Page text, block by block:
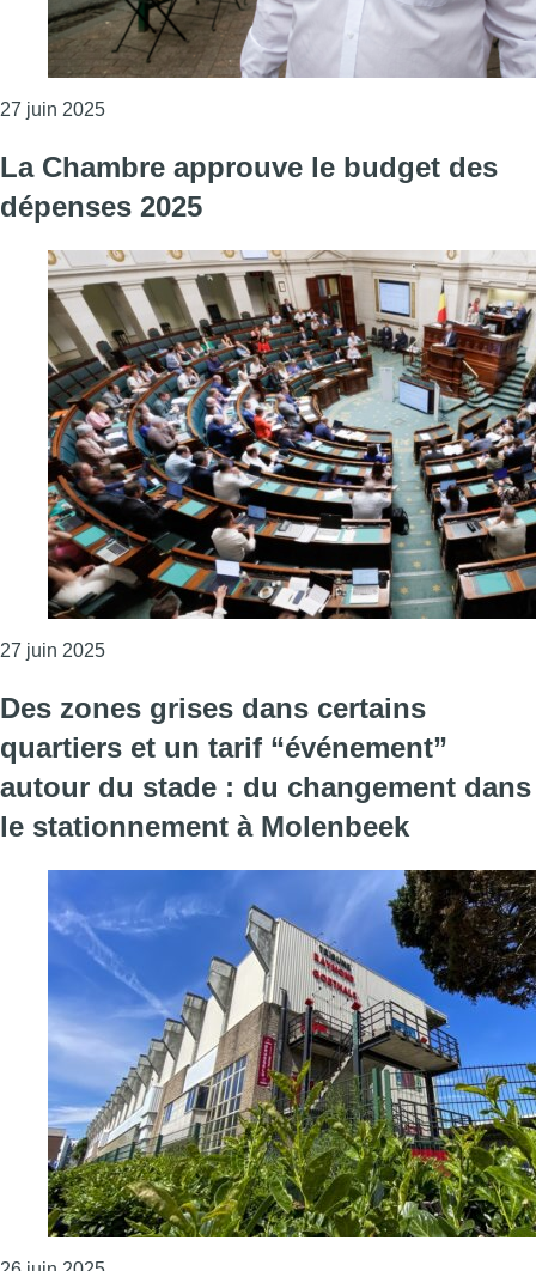
27 juin 2025Consulter l'article "La commune de Saint-Gilles
La Chambre approuve le budget des
dépenses 2025
27 juin 2025Consulter l'article "La Chambre approuve le
Des zones grises dans certains
quartiers et un tarif “événement”
autour du stade : du changement dans
le stationnement à Molenbeek